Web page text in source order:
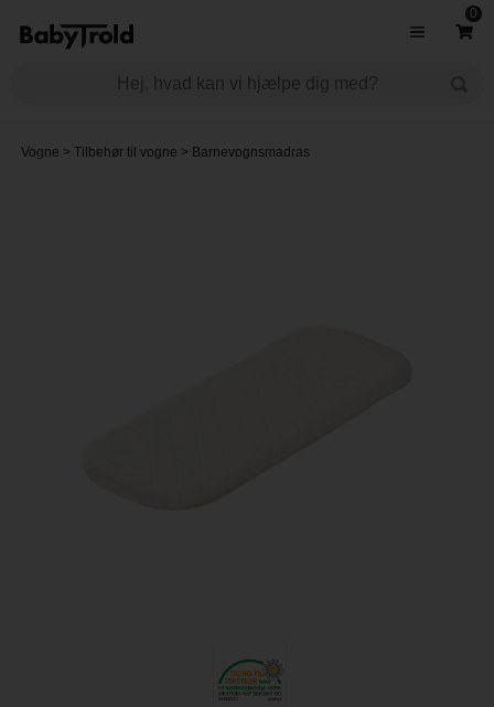
0
Vogne > Tilbehør til vogne > Barnevognsmadras